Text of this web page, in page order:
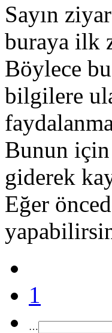
Sayın
buraya ilk
Böylece bu
bilgilere
Bunun için
giderek
Eğer
1
…